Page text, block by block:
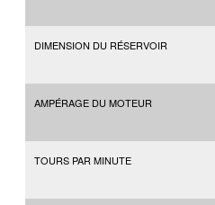
DIMENSION DU RÉSERVOIR
AMPÉRAGE DU MOTEUR
TOURS PAR MINUTE